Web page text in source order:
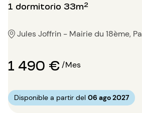
1 dormitorio 33m²
Jules Joffrin - Mairie du 18ème,
1 490 €/Mes
Disponible a partir del 06 ago 2027